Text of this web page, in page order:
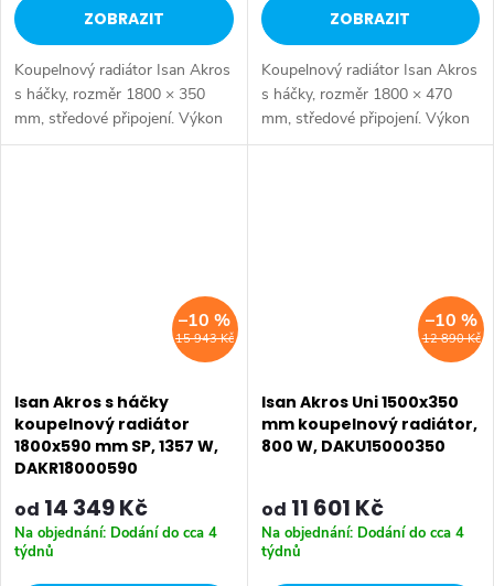
ZOBRAZIT
Koupelnový radiátor Isan Akros
s háčky, rozměr 1800 × 350
mm, středové připojení. Výkon
814 W, ocelová konstrukce.
ZOBRAZIT
Koupelnový radiátor Isan Akros
s háčky, rozměr 1800 × 470
mm, středové připojení. Výkon
1086 W, ocelová konstrukce.
15 943 Kč
–10 %
Isan Akros s háčky
koupelnový radiátor
1800x590 mm SP, 1357 W,
DAKR18000590
od 14 349 Kč
Na objednání: Dodání do cca 4
týdnů
12 890 Kč
–10 %
Isan Akros Uni 1500x350
mm koupelnový radiátor,
800 W, DAKU15000350
od 11 601 Kč
Na objednání: Dodání do cca 4
týdnů